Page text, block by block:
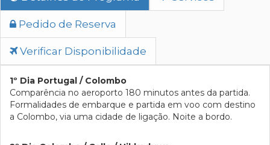
Pedido de Reserva
Verificar Disponibilidade
1º Dia Portugal / Colombo
Comparência no aeroporto 180 minutos antes da partida.
Formalidades de embarque e partida em voo com destino
a Colombo, via uma cidade de ligação. Noite a bordo.